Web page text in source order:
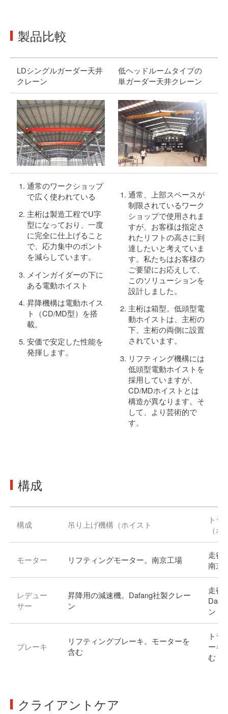
製品比較
LDシングルガーダー天井
クレーン
低ヘッドルームタイプの
単ガーダー天井クレーン
通常のワークショップ
で広く使われている
主桁は製造工程でU字
型になっており、一度
に完全に仕上げること
で、応力集中のポント
を減らしています。
メインガイダーの下に
ある電動ホイスト
昇降機構は電動ホイス
ト（CD/MD型）を搭
載。
安価で安定した性能を
発揮します。
通常、上部スペースが
制限されているワーク
ショップで使用されま
すが、お客様は指定さ
れたリフトの高さに到
達したいと考えていま
す。私たちはお客様の
ご要望にお応えして、
このソリューションを
設計しました。
主桁は箱型。低頭型電
動ホイストは、主桁の
下、主桁の両側に設置
されています。
リフティング機構には
低頭型電動ホイストを
採用していますが、
CD/MDホイストとは
構造が異なります。そ
して、より芸術的で
す。
構成
構成 吊り上げ機構（ホイスト
トラ
（
モーター リフティングモーター。南京工場
走行
南京
レデュー
サー
昇降用の減速機。Dafang社製クレー
ン
走行
ン
ブレーキ
リフティングブレーキ。モーターを
含む
トラ
ーキ
む
クライアントケア